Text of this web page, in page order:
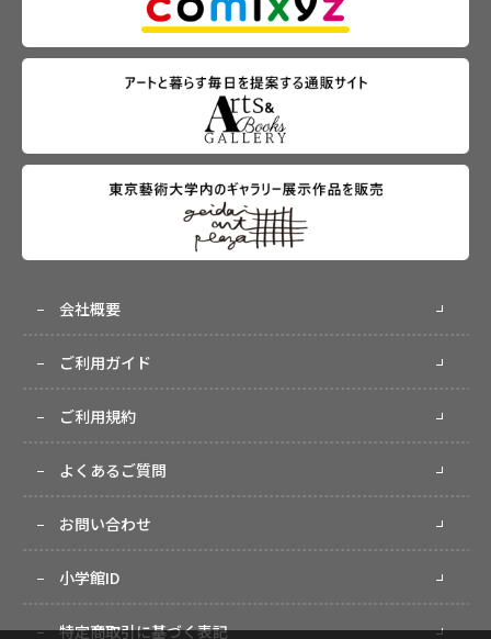
会社概要
ご利用ガイド
ご利用規約
よくあるご質問
お問い合わせ
小学館ID
特定商取引に基づく表記